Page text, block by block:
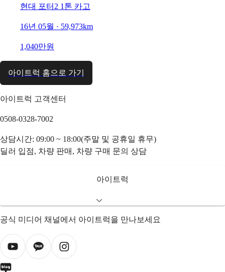
현대 포터2 1톤 카고
16년 05월 · 59,973km
1,040만원
아이트럭 홈으로 가기
아이트럭 고객센터
0508-0328-7002
상담시간: 09:00 ~ 18:00(주말 및 공휴일 휴무)
딜러 입점, 차량 판매, 차량 구매 문의 상담
아이트럭
공식 미디어 채널에서 아이트럭을 만나보세요